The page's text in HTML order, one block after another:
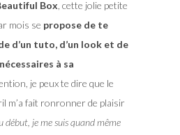
Box , cette jolie petite
mois se propose de te
d’un tuto, d’un look et de
à sa
je peux te dire que le
m’a fait ronronner de plaisir
début, je me suis quand même